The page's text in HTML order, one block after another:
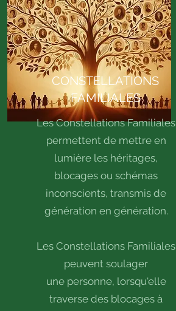
CONSTELLATIONS
FAMILIALES
Les Constellations Familiales
permettent de mettre en
lumière les héritages,
blocages ou schémas
inconscients, transmis de
génération en génération.
Les Constellations Familiales
peuvent soulager
une personne, lorsqu'elle
traverse des blocages à